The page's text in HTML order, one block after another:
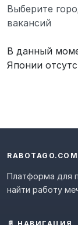
Выберите
вакансий
В данный
Японии
RABOTAGO.COM
Платформа для
найти работу